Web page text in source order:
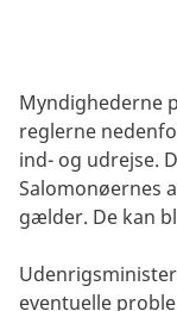
Myndighederne
reglerne
ind- og udrejse.
Salomonøernes
gælder. De kan
eventuelle